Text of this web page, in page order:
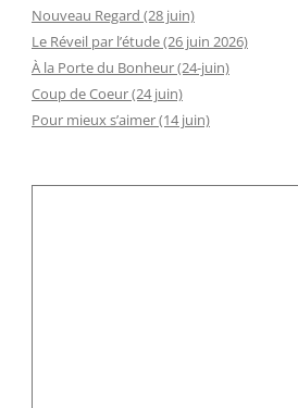
Nouveau Regard (28 juin)
Le Réveil par l’étude (26 juin 2026)
À la Porte du Bonheur (24-juin)
Coup de Coeur (24 juin)
Pour mieux s’aimer (14 juin)